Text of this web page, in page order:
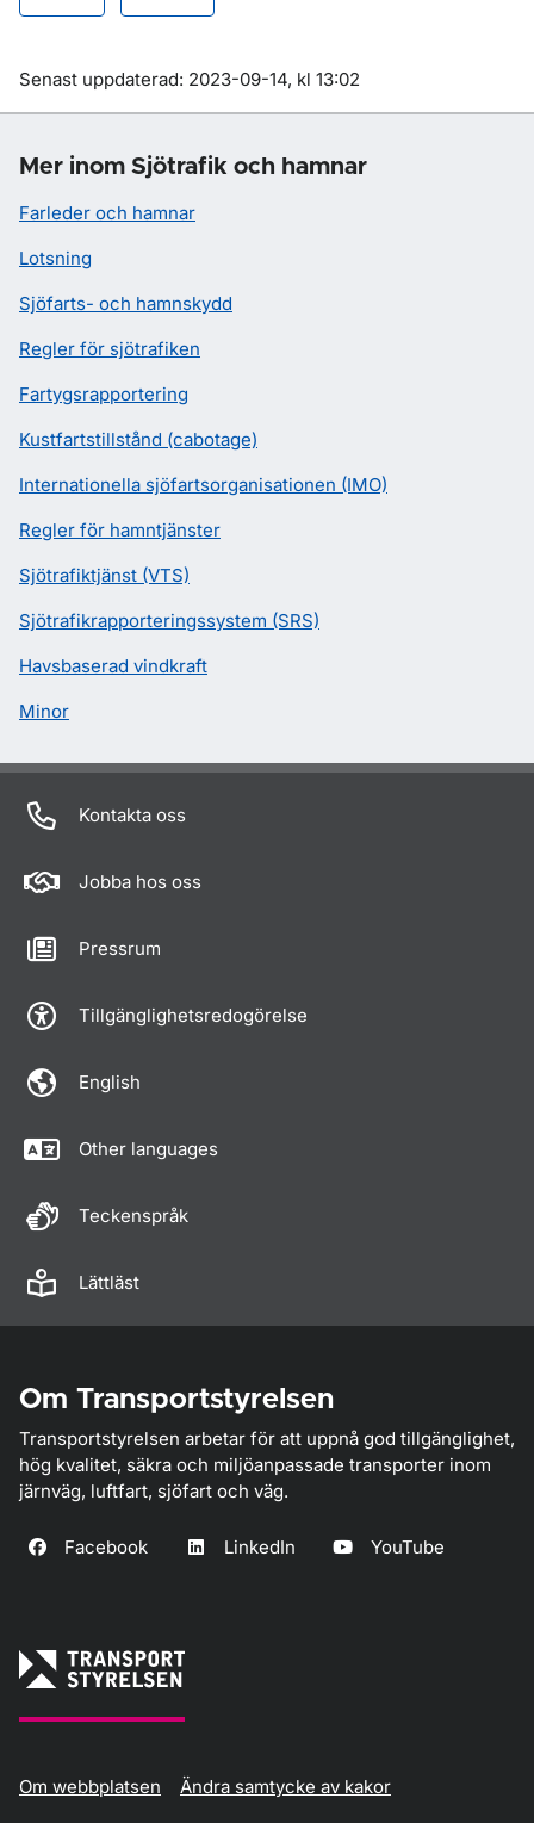
Om sidan
Senast uppdaterad: 2023-09-14, kl 13:02
Mer inom Sjötrafik och hamnar
Farleder och hamnar
Lotsning
Sjöfarts- och hamnskydd
Regler för sjötrafiken
Fartygsrapportering
Kustfartstillstånd (cabotage)
Internationella sjöfartsorganisationen (IMO)
Regler för hamntjänster
Sjötrafiktjänst (VTS)
Sjötrafikrapporteringssystem (SRS)
Havsbaserad vindkraft
Minor
Kontakta oss
Jobba hos oss
Pressrum
Tillgänglighetsredogörelse
English
Other languages
Teckenspråk
Lättläst
Om Transportstyrelsen
Transportstyrelsen arbetar för att uppnå god tillgänglighet,
hög kvalitet, säkra och miljöanpassade transporter inom
järnväg, luftfart, sjöfart och väg.
Facebook LinkedIn YouTube
Om webbplatsen Ändra samtycke av kakor